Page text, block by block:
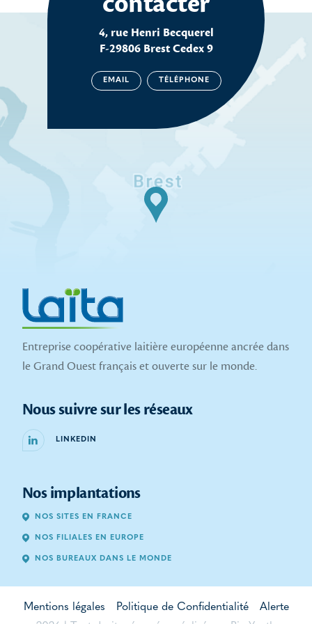
4, rue Henri Becquerel
F-29806 Brest Cedex 9
EMAIL TÉLÉPHONE
Entreprise coopérative laitière européenne ancrée dans
le Grand Ouest français et ouverte sur le monde.
Nous suivre sur les réseaux
LINKEDIN
Nos implantations
NOS SITES EN FRANCE
NOS FILIALES EN EUROPE
NOS BUREAUX DANS LE MONDE
Mentions légales Politique de Confidentialité
Alerte